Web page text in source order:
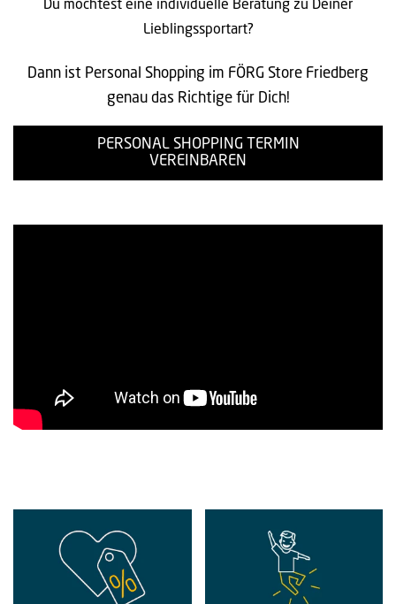
Du möchtest eine individuelle Beratung zu Deiner
Lieblingssportart?
Dann ist Personal Shopping im FÖRG Store Friedberg
genau das Richtige für Dich!
PERSONAL SHOPPING TERMIN
VEREINBAREN